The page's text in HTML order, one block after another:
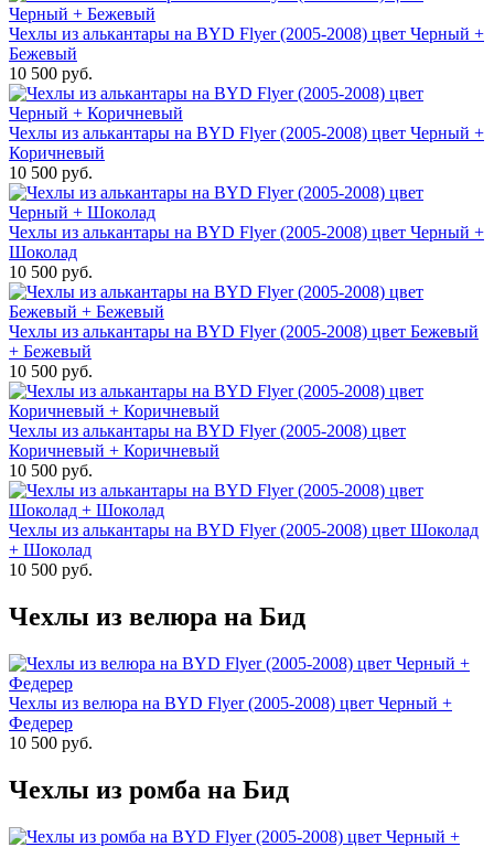
Чехлы из алькантары на BYD Flyer (2005-2008) цвет Черный +
Бежевый
10 500 руб.
Чехлы из алькантары на BYD Flyer (2005-2008) цвет Черный +
Коричневый
10 500 руб.
Чехлы из алькантары на BYD Flyer (2005-2008) цвет Черный +
Шоколад
10 500 руб.
Чехлы из алькантары на BYD Flyer (2005-2008) цвет Бежевый
+ Бежевый
10 500 руб.
Чехлы из алькантары на BYD Flyer (2005-2008) цвет
Коричневый + Коричневый
10 500 руб.
Чехлы из алькантары на BYD Flyer (2005-2008) цвет Шоколад
+ Шоколад
10 500 руб.
Чехлы из велюра на Бид
Чехлы из велюра на BYD Flyer (2005-2008) цвет Черный +
Федерер
10 500 руб.
Чехлы из ромба на Бид